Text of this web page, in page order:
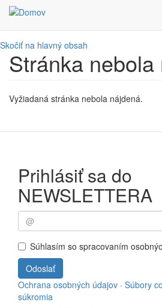
Skočiť na hlavný obsah
Stránka nebola
Vyžiadaná stránka nebola nájdená.
Prihlásiť sa do
NEWSLETTERA
Súhlasím so spracovaním
Odoslať
Ochrana osobných údajov · Súbory
súkromia